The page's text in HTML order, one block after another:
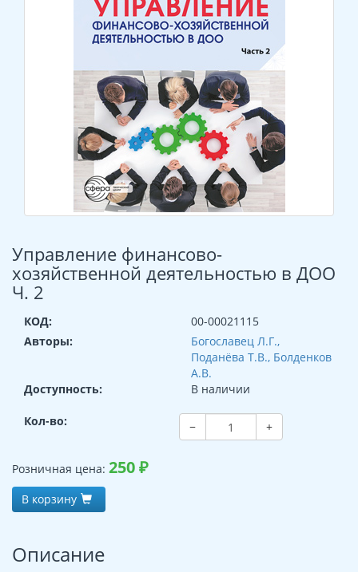
Управление финансово-
хозяйственной деятельностью в ДОО
Ч. 2
КОД:
00-00021115
Авторы:
Богославец Л.Г.,
Поданёва Т.В., Болденков
А.В.
Доступность:
В наличии
Кол-во: − +
Розничная цена: 250₽
В корзину
Описание